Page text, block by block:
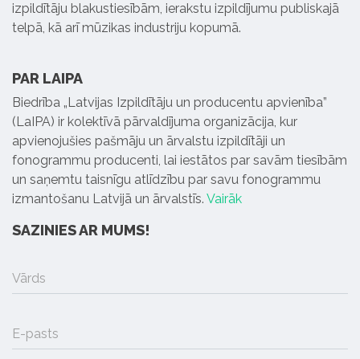
izpildītāju blakustiesībām, ierakstu izpildījumu publiskajā
telpā, kā arī mūzikas industriju kopumā.
PAR LAIPA
Biedrība „Latvijas Izpildītāju un producentu apvienība”
(LaIPA) ir kolektīvā pārvaldījuma organizācija, kur
apvienojušies pašmāju un ārvalstu izpildītāji un
fonogrammu producenti, lai iestātos par savām tiesībām
un saņemtu taisnīgu atlīdzību par savu fonogrammu
izmantošanu Latvijā un ārvalstīs. Vairāk
SAZINIES AR MUMS!
Vārds
E-pasts